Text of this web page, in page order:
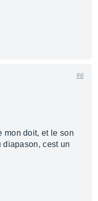
#6
mon doit, et le son
cest un